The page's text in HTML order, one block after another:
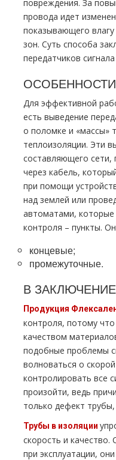
повреждения. За
провода идет
показывающего
зон. Суть способа
передатчиков
Для эффективной
есть выведение
о поломке и «массы»
теплоизоляции. Эти
составляющего сети,
через кабель,
при помощи
над землей или
автоматами,
контроля – пункты.
концевые;
промежуточные.
В ЗАКЛЮЧЕНИЕ
Продукция
контроля, потому
качеством
подобные проблемы
волноваться о
контролировать все
произойти, ведь
только дефект
Трубы в изоляции
скорость и
при эксплуатации,